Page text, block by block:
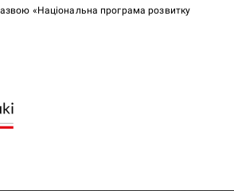
«Національна програма розвитку